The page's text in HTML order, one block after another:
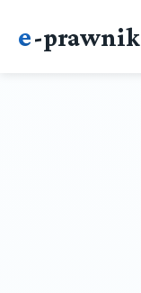
e-prawnik